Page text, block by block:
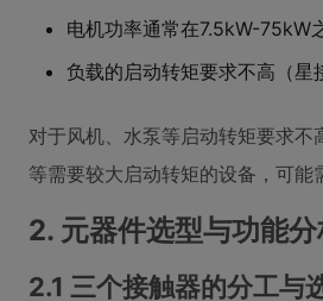
电机功率通常在7.5kW-75kW
负载的启动转矩要求不高（
对于风机、水泵等启动转矩要求
等需要较大启动转矩的设备，可
2. 元器件选型与功能
2.1 三个接触器的分工与